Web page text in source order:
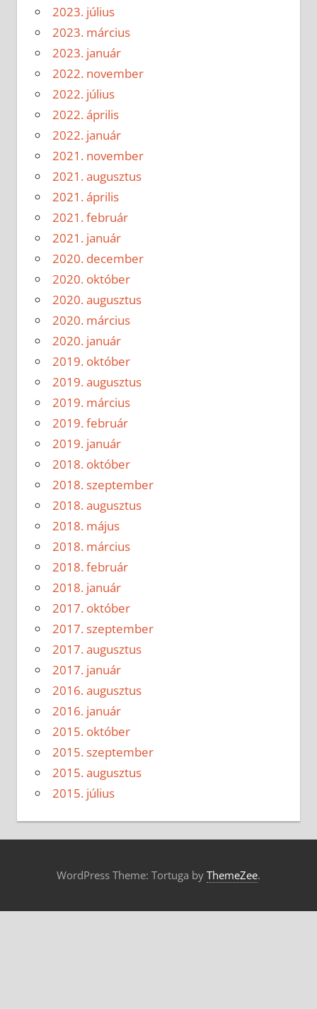
2023. július
2023. március
2023. január
2022. november
2022. július
2022. április
2022. január
2021. november
2021. augusztus
2021. április
2021. február
2021. január
2020. december
2020. október
2020. augusztus
2020. március
2020. január
2019. október
2019. augusztus
2019. március
2019. február
2019. január
2018. október
2018. szeptember
2018. augusztus
2018. május
2018. március
2018. február
2018. január
2017. október
2017. szeptember
2017. augusztus
2017. január
2016. augusztus
2016. január
2015. október
2015. szeptember
2015. augusztus
2015. július
WordPress Theme: Tortuga by ThemeZee.